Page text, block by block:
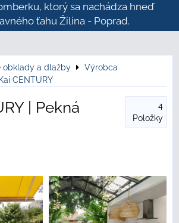
ktorý sa nachádza hneď
ťahu Žilina - Poprad.
obklady a dlažby
Výrobca
Kai CENTURY
| Pekná
4
Položky